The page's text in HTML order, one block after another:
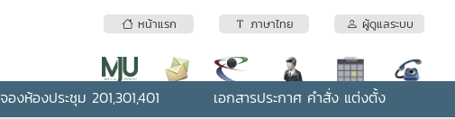
หน้าแรก ภาษาไทย ผู้ดูแลระบบ
จองห้องประชุม 201,301,401 เอกสารประกาศ คำสั่ง แต่งตั้ง